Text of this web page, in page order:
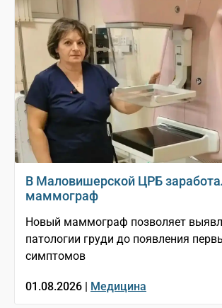
В Маловишерской ЦРБ
маммограф
Новый маммограф позволяет
патологии груди до появления
симптомов
01.08.2026 | Медицина